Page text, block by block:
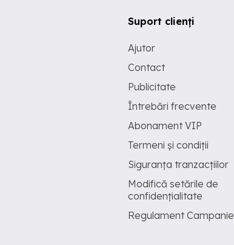
Suport clienți
Ajutor
Contact
Publicitate
Întrebări frecvente
Abonament VIP
Termeni și condiții
Siguranța tranzacțiilor
Modifică setările de
confidențialitate
Regulament Campanie